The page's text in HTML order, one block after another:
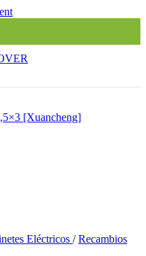
Eléctricos / Recambios